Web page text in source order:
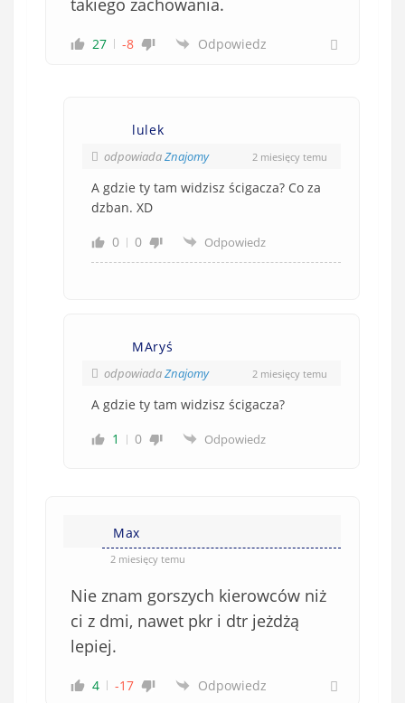
takiego zachowania.
27 -8 Odpowiedz
lulek
odpowiadaZnajomy 2 miesięcy temu
A gdzie ty tam widzisz ścigacza? Co za
dzban. XD
0
0 Odpowiedz
MAryś
odpowiadaZnajomy 2 miesięcy temu
A gdzie ty tam widzisz ścigacza?
1
0 Odpowiedz
Max
2 miesięcy temu
Nie znam gorszych kierowców niż
ci z dmi, nawet pkr i dtr jeżdżą
lepiej.
4 -17 Odpowiedz